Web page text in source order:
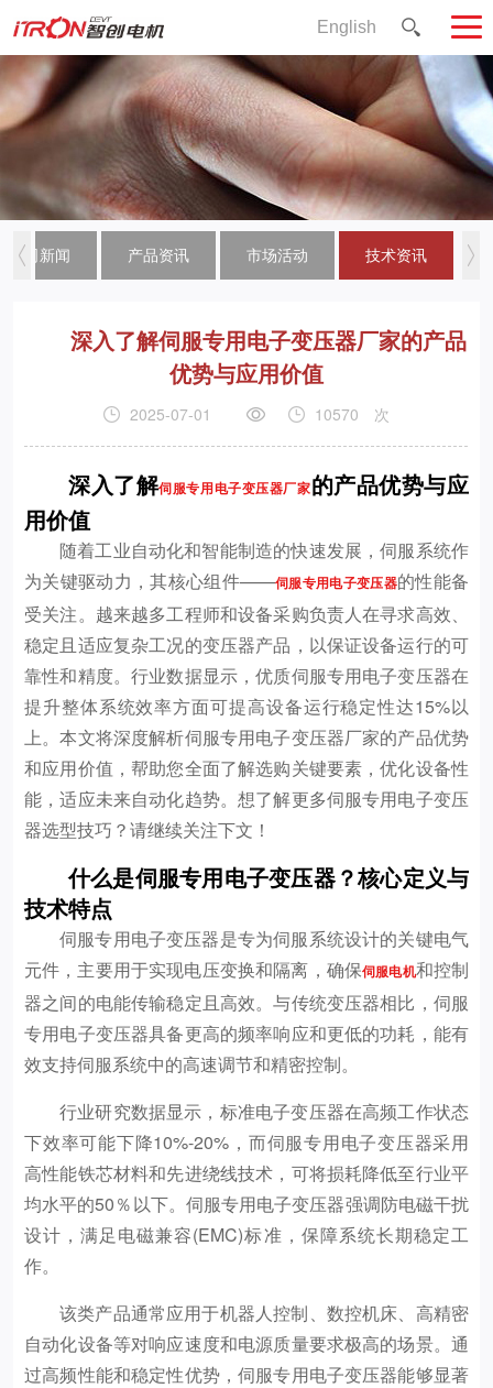
English
公司新闻 产品资讯 市场活动 技术资讯
深入了解伺服专用电子变压器厂家的产品
优势与应用价值
2025-07-01 10570 次
深入了解伺服专用电子变压器厂家的产品优势与应
用价值
随着工业自动化和智能制造的快速发展，伺服系统作
为关键驱动力，其核心组件——伺服专用电子变压器的性能备
受关注。越来越多工程师和设备采购负责人在寻求高效、
稳定且适应复杂工况的变压器产品，以保证设备运行的可
靠性和精度。行业数据显示，优质伺服专用电子变压器在
提升整体系统效率方面可提高设备运行稳定性达15%以
上。本文将深度解析伺服专用电子变压器厂家的产品优势
和应用价值，帮助您全面了解选购关键要素，优化设备性
能，适应未来自动化趋势。想了解更多伺服专用电子变压
器选型技巧？请继续关注下文！
什么是伺服专用电子变压器？核心定义与
技术特点
伺服专用电子变压器是专为伺服系统设计的关键电气
元件，主要用于实现电压变换和隔离，确保伺服电机和控制
器之间的电能传输稳定且高效。与传统变压器相比，伺服
专用电子变压器具备更高的频率响应和更低的功耗，能有
效支持伺服系统中的高速调节和精密控制。
行业研究数据显示，标准电子变压器在高频工作状态
下效率可能下降10%-20%，而伺服专用电子变压器采用
高性能铁芯材料和先进绕线技术，可将损耗降低至行业平
均水平的50％以下。伺服专用电子变压器强调防电磁干扰
设计，满足电磁兼容(EMC)标准，保障系统长期稳定工
作。
该类产品通常应用于机器人控制、数控机床、高精密
自动化设备等对响应速度和电源质量要求极高的场景。通
过高频性能和稳定性优势，伺服专用电子变压器能够显著